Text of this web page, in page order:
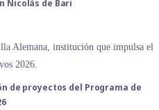
Nicolás de Bari
de proyectos del Programa de